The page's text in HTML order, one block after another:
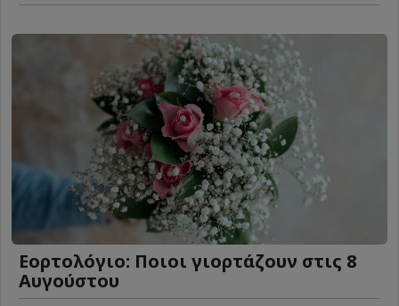
Εορτολόγιο: Ποιοι γιορτάζουν στις 8
Αυγούστου